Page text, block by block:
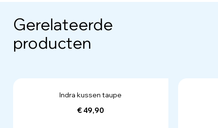
Gerelateerde
producten
Indra kussen taupe
€ 49,90